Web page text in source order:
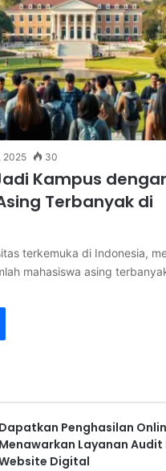
2025 30
Kampus
Terbanyak di
terkemuka di Indonesia,
mahasiswa asing
Dapatkan Penghasilan
Menawarkan Layanan Audit
Digital